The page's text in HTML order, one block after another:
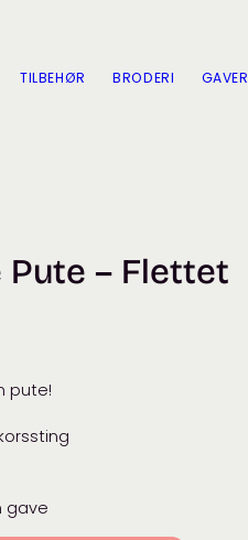
TILBEHØR BRODERI GAVER
Pute – Flettet
pute!
gave